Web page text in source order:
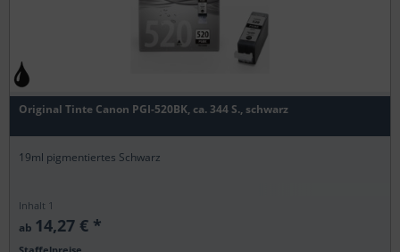
Original Tinte Canon PGI-520BK, ca. 344 S., schwarz
19ml pigmentiertes Schwarz
Inhalt 1
ab 14,27 € *